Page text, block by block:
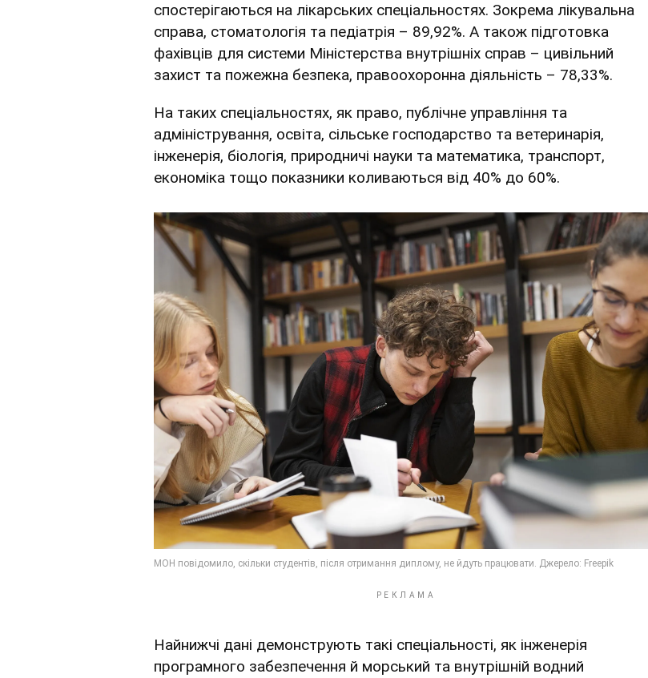
спостерігаються на лікарських спеціальностях. Зокрема лікувальна
справа, стоматологія та педіатрія – 89,92%. А також підготовка
фахівців для системи Міністерства внутрішніх справ – цивільний
захист та пожежна безпека, правоохоронна діяльність – 78,33%.
На таких спеціальностях, як право, публічне управління та
адміністрування, освіта, сільське господарство та ветеринарія,
інженерія, біологія, природничі науки та математика, транспорт,
економіка тощо показники коливаються від 40% до 60%.
Найнижчі дані демонструють такі спеціальності, як інженерія
програмного забезпечення й морський та внутрішній водний